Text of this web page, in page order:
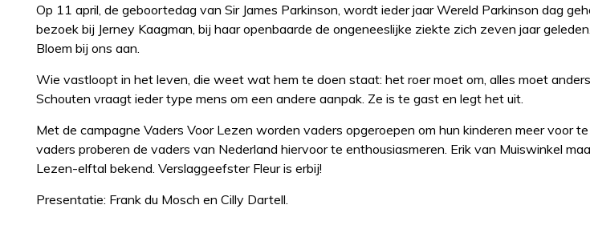
Op 11 april, de geboortedag van Sir James Parkinson, wordt ieder jaar Wereld Parkinson dag
bezoek bij Jerney Kaagman, bij haar openbaarde de ongeneeslijke ziekte zich zeven jaar
Bloem bij ons aan.
Wie vastloopt in het leven, die weet wat hem te doen staat: het roer moet om, alles moet
Schouten vraagt ieder type mens om een andere aanpak. Ze is te gast en legt het uit.
Met de campagne Vaders Voor Lezen worden vaders opgeroepen om hun kinderen meer voor
vaders proberen de vaders van Nederland hiervoor te enthousiasmeren. Erik van Muiswinkel
Lezen-elftal bekend. Verslaggeefster Fleur is erbij!
Presentatie: Frank du Mosch en Cilly Dartell.